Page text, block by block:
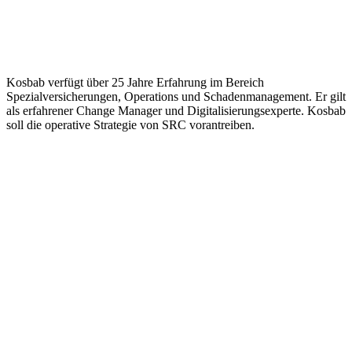
Kosbab verfügt über 25 Jahre Erfahrung im Bereich
Spezialversicherungen, Operations und Schadenmanagement. Er gilt
als erfahrener Change Manager und Digitalisierungsexperte. Kosbab
soll die operative Strategie von SRC vorantreiben.